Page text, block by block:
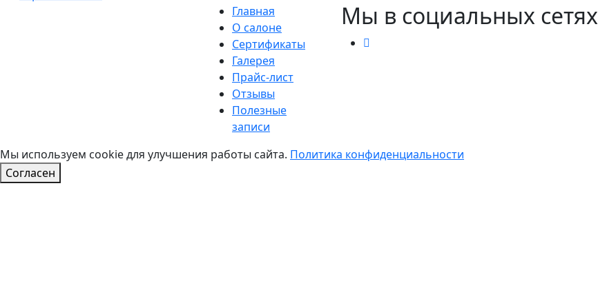
Главная
О салоне
Сертификаты
Галерея
Прайс-лист
Отзывы
Полезные
записи
Мы в социальных сетях
Мы используем cookie для улучшения работы сайта. Политика конфиденциальности
Согласен